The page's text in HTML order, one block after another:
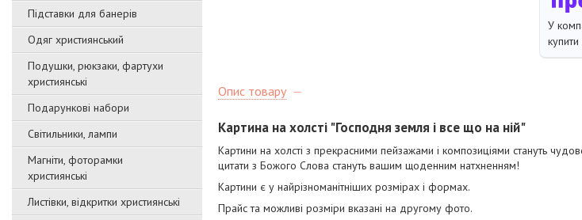
Підставки для банерів
Одяг християнський
Подушки, рюкзаки, фартухи
християнські
Подарункові набори
Світильники, лампи
Магніти, фоторамки
християнські
Листівки, відкритки християнські
У
Опис товару
Картина на холсті "Господня земля і все що на ній"
Картини на холсті з прекрасними пейзажами і композиціями стануть
цитати з Божого Слова стануть вашим щоденним натхненням!
Картини є у найрізноманітніших розмірах і формах.
Прайс та можливі розміри вказані на другому фото.